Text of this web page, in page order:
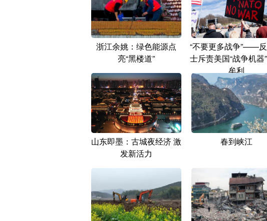
浙江余姚：绿色能源点
亮“黑楼道”
“不要更多战争”——
士斥责美国“战争机器
牟利
山东即墨：古城夜经济 激
发新活力
春到峡江